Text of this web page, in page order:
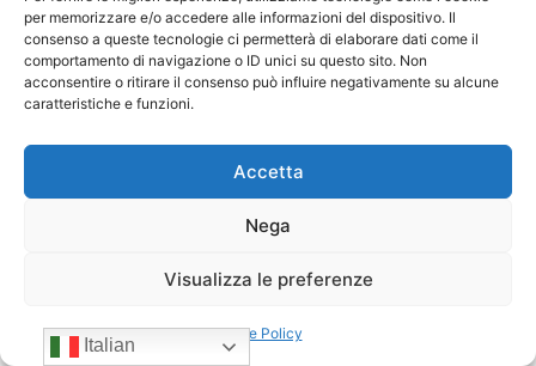
per memorizzare e/o accedere alle informazioni del dispositivo. Il
consenso a queste tecnologie ci permetterà di elaborare dati come il
comportamento di navigazione o ID unici su questo sito. Non
acconsentire o ritirare il consenso può influire negativamente su alcune
caratteristiche e funzioni.
Accetta
Nega
Visualizza le preferenze
Cookie Policy
Presidente di CONFIDA per il
quadriennio 2026-2030
Italian